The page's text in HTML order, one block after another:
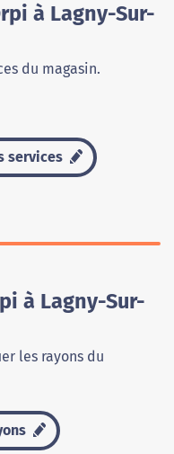
à Lagny-Sur-
du magasin.
services
à Lagny-Sur-
les rayons du